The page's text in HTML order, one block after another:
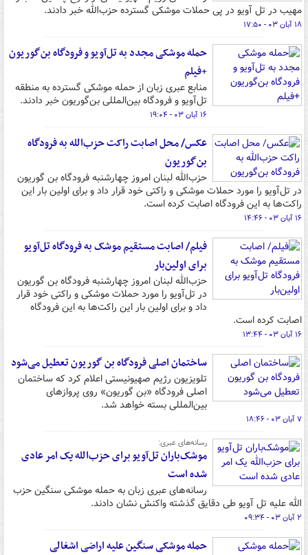
مهیب در تل آویو در پی حملات موشکی گسترده حزب‌الله خبر دادند.
۱۸ آبان ۰۳ - ۱۷:۵۰
حمله موشکی مجدد به تل‌آویو و فرودگاه بن‌گوریون
+فیلم
منابع عبری زبان از حمله موشکی گسترده به منطقه
تل‌آویو و فرودگاه بین‌المللی بن‌گوریون خبر دادند.
۱۶ آبان ۰۳ - ۱۹:۰۴
عکس/ محل اصابت راکت حزب‌الله به فرودگاه
بن‌گوریون
حزب‌الله لبنان امروز چهارشنبه فرودگاه بن گوریون
در تل‌آویو را مورد حملات موشکی و راکتی خود قرار داد و برای اولین بار این
راکت‌ها به این فرودگاه اصابت کرده است.
۱۶ آبان ۰۳ - ۱۴:۴۶
فیلم/ اصابت مستقیم موشک به فرودگاه تل‌آویو
برای اولین‌بار
حزب‌الله لبنان امروز چهارشنبه فرودگاه بن گوریون
در تل‌آویو را مورد حملات موشکی و راکتی خود قرار
داد و برای اولین بار این راکت‌ها به این فرودگاه
اصابت کرده است.
۱۶ آبان ۰۳ - ۱۳:۴۴
ساختمان اصلی فرودگاه بن گوریون تعطیل می‌شود
تلویزیون رژیم صهیونیستی اعلام کرد که ساختمان
اصلی فرودگاه «بن گوریون» روی پروازهای
بین‌المللی بسته خواهد شد.
۷ آبان ۰۳ - ۱۸:۴۶
رسانه‌های عبری:
موشک‌باران تل‌آویو برای حزب‌الله یک امر عادی
شده است
رسانه‌های عبری زبان به حمله موشکی سنگین حزب
الله علیه تل آویو طی دقایق گذشته واکنش نشان دادند.
۲ آبان ۰۳ - ۰۹:۳۴
حمله موشکی سنگین علیه اراضی اشغالی